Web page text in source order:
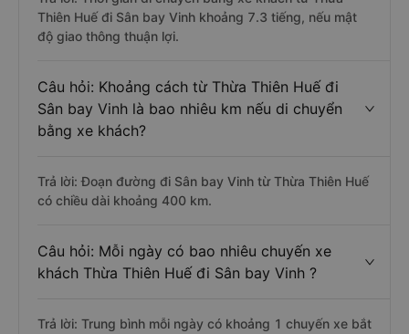
Thiên Huế đi Sân bay Vinh khoảng 7.3 tiếng, nếu mật
độ giao thông thuận lợi.
Câu hỏi: Khoảng cách từ Thừa Thiên Huế đi
Sân bay Vinh là bao nhiêu km nếu di chuyển
bằng xe khách?
Trả lời: Đoạn đường đi Sân bay Vinh từ Thừa Thiên Huế
có chiều dài khoảng 400 km.
Câu hỏi: Mỗi ngày có bao nhiêu chuyến xe
khách Thừa Thiên Huế đi Sân bay Vinh ?
Trả lời: Trung bình mỗi ngày có khoảng 1 chuyến xe bắt